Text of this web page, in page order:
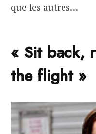
que les autres…
« Sit back,
the flight »